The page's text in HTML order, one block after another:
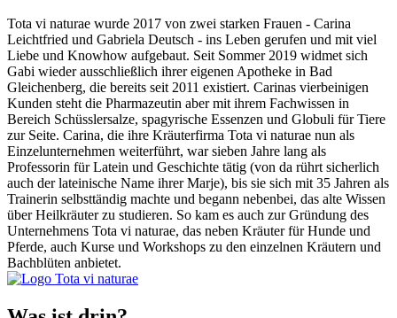
Tota vi naturae wurde 2017 von zwei starken Frauen - Carina
Leichtfried und Gabriela Deutsch - ins Leben gerufen und mit viel
Liebe und Knowhow aufgebaut. Seit Sommer 2019 widmet sich
Gabi wieder ausschließlich ihrer eigenen Apotheke in Bad
Gleichenberg, die bereits seit 2011 existiert. Carinas vierbeinigen
Kunden steht die Pharmazeutin aber mit ihrem Fachwissen in
Bereich Schüsslersalze, spagyrische Essenzen und Globuli für Tiere
zur Seite. Carina, die ihre Kräuterfirma Tota vi naturae nun als
Einzelunternehmen weiterführt, war sieben Jahre lang als
Professorin für Latein und Geschichte tätig (von da rührt sicherlich
auch der lateinische Name ihrer Marje), bis sie sich mit 35 Jahren als
Trainerin selbsttändig machte und begann nebenbei, das alte Wissen
über Heilkräuter zu studieren. So kam es auch zur Gründung des
Unternehmens Tota vi naturae, das neben Kräuter für Hunde und
Pferde, auch Kurse und Workshops zu den einzelnen Kräutern und
Bachblüten anbietet.